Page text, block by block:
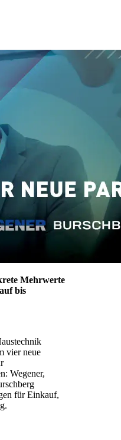
Mehrwerte
bis
vier neue
Wegener,
für Einkauf,